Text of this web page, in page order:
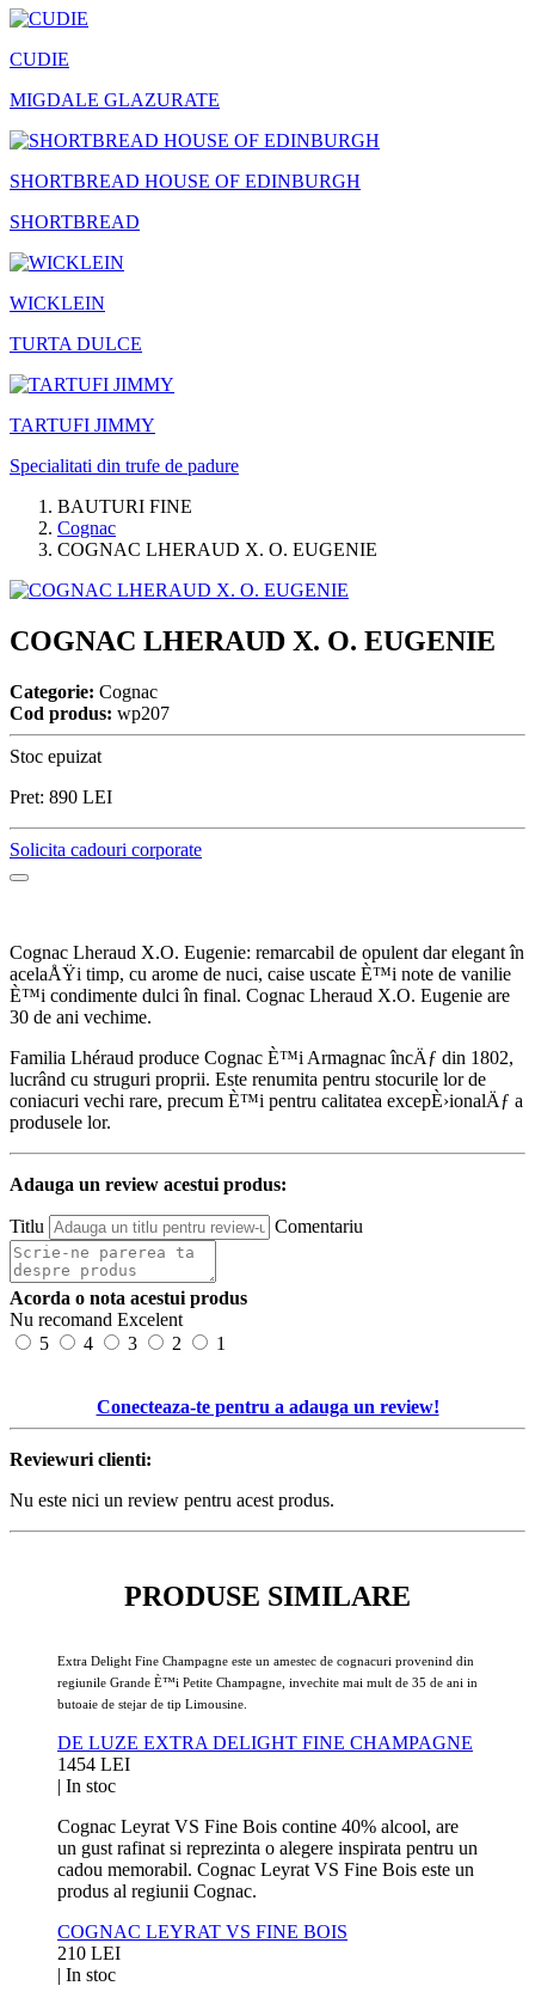
CUDIE
MIGDALE GLAZURATE
SHORTBREAD HOUSE OF EDINBURGH
SHORTBREAD
WICKLEIN
TURTA DULCE
TARTUFI JIMMY
Specialitati din trufe de padure
BAUTURI FINE
Cognac
COGNAC LHERAUD X. O. EUGENIE
COGNAC LHERAUD X. O. EUGENIE
Categorie: Cognac
Cod produs: wp207
Stoc epuizat
Pret: 890 LEI
Solicita cadouri corporate
Cognac Lheraud X.O. Eugenie: remarcabil de opulent dar elegant în
acelaÅŸi timp, cu arome de nuci, caise uscate È™i note de vanilie
È™i condimente dulci în final. Cognac Lheraud X.O. Eugenie are
30 de ani vechime.
Familia Lhéraud produce Cognac È™i Armagnac încÄƒ din 1802,
lucrând cu struguri proprii. Este renumita pentru stocurile lor de
coniacuri vechi rare, precum È™i pentru calitatea excepÈ›ionalÄƒ a
produsele lor.
Adauga un review acestui produs:
Titlu Comentariu
Acorda o nota acestui produs
Nu recomand Excelent
5
4 3 2 1
Conecteaza-te pentru a adauga un review!
Reviewuri clienti:
Nu este nici un review pentru acest produs.
PRODUSE SIMILARE
Extra Delight Fine Champagne este un amestec de cognacuri provenind din
regiunile Grande È™i Petite Champagne, invechite mai mult de 35 de ani in
butoaie de stejar de tip Limousine.
DE LUZE EXTRA DELIGHT FINE CHAMPAGNE
1454 LEI
| In stoc
Cognac Leyrat VS Fine Bois contine 40% alcool, are
un gust rafinat si reprezinta o alegere inspirata pentru un
cadou memorabil. Cognac Leyrat VS Fine Bois este un
produs al regiunii Cognac.
COGNAC LEYRAT VS FINE BOIS
210 LEI
| In stoc